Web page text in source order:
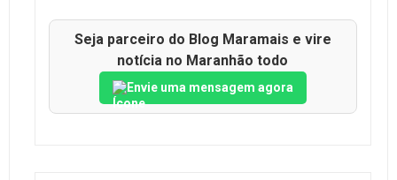
Seja parceiro do Blog Maramais e vire
notícia no Maranhão todo
Envie uma mensagem agora